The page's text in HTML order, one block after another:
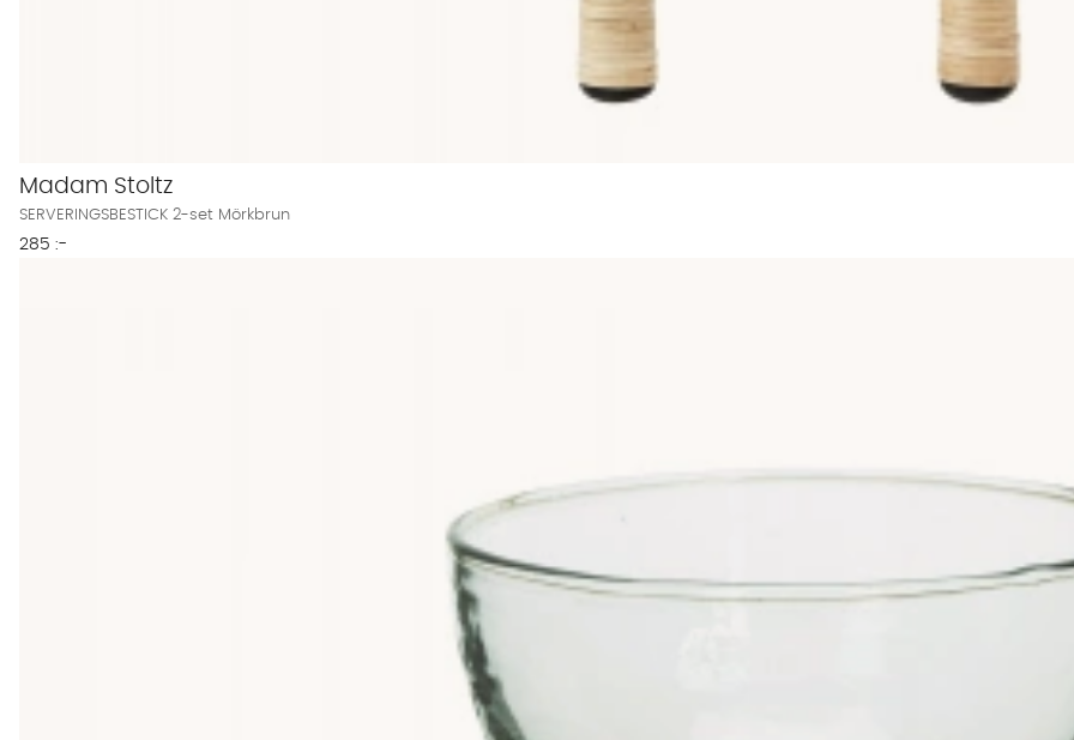
Madam Stoltz
SERVERINGSBESTICK 2-set Mörkbrun
285 :-